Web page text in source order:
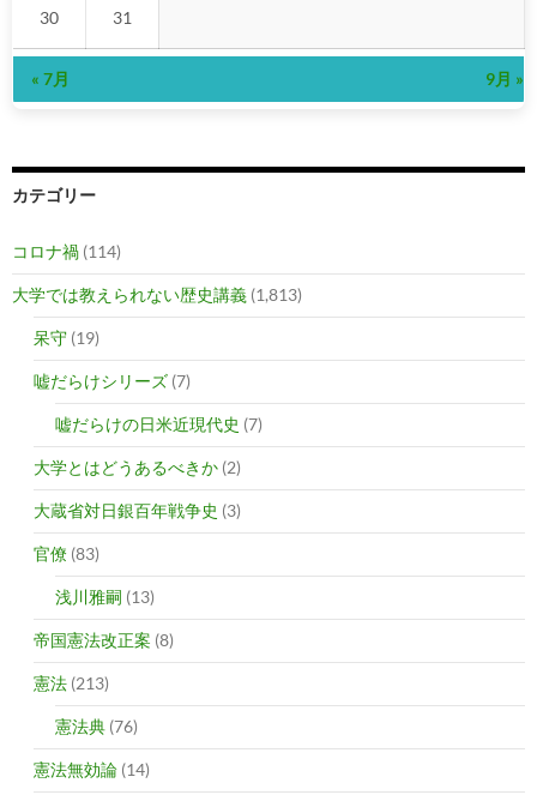
30 31
« 7月 9月 »
カテゴリー
コロナ禍 (114)
大学では教えられない歴史講義 (1,813)
呆守 (19)
嘘だらけシリーズ (7)
嘘だらけの日米近現代史 (7)
大学とはどうあるべきか (2)
大蔵省対日銀百年戦争史 (3)
官僚 (83)
浅川雅嗣 (13)
帝国憲法改正案 (8)
憲法 (213)
憲法典 (76)
憲法無効論 (14)